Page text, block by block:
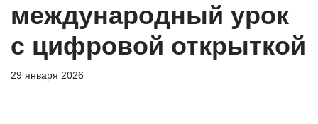
международный урок
с цифровой открыткой
29 января 2026